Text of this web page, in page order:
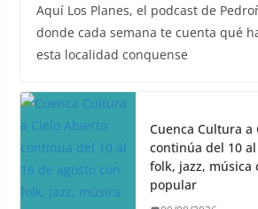
Aquí Los Planes, el podcast de
donde cada semana te cuenta qué
esta localidad conquense
Cuenca Cultura a
continúa del 10
folk, jazz, música
popular